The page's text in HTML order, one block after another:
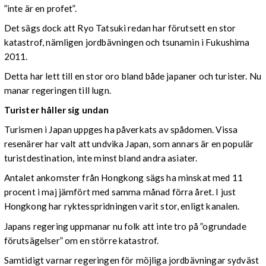
”inte är en profet”.
Det sägs dock att Ryo Tatsuki redan har förutsett en stor
katastrof, nämligen jordbävningen och tsunamin i Fukushima
2011.
Detta har lett till en stor oro bland både japaner och turister. Nu
manar regeringen till lugn.
Turister håller sig undan
Turismen i Japan uppges ha påverkats av spådomen. Vissa
resenärer har valt att undvika Japan, som annars är en populär
turistdestination, inte minst bland andra asiater.
Antalet ankomster från Hongkong sägs ha minskat med 11
procent i maj jämfört med samma månad förra året. I just
Hongkong har ryktesspridningen varit stor, enligt kanalen.
Japans regering uppmanar nu folk att inte tro på ”ogrundade
förutsägelser” om en större katastrof.
Samtidigt varnar regeringen för möjliga jordbävningar sydväst